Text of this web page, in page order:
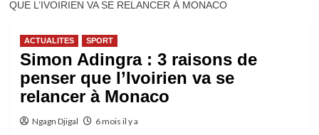
QUE L’IVOIRIEN VA SE RELANCER À MONACO
ACTUALITES SPORT
Simon Adingra : 3 raisons de
penser que l’Ivoirien va se
relancer à Monaco
Ngagn Djigal 6 mois il y a